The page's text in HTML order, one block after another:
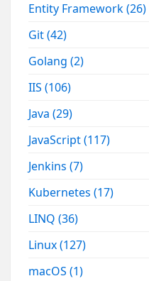
Entity Framework(26)
Git(42)
Golang(2)
IIS(106)
Java(29)
JavaScript(117)
Jenkins(7)
Kubernetes(17)
LINQ(36)
Linux(127)
macOS(1)